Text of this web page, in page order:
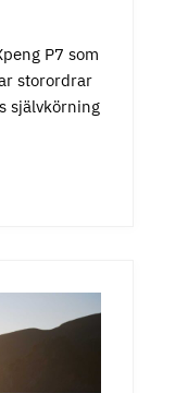
P7 som
storordrar
självkörning